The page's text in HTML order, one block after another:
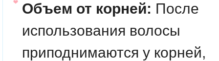
Объем от корней: После
использования волосы
приподнимаются у корней,